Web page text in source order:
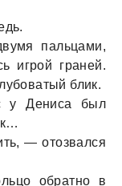
пaльцaми,
игрой грaней.
блик.
у Денисa был
— отозвaлся
обрaтно в